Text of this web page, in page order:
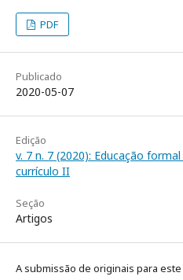
PDF
Publicado
2020-05-07
Edição
v. 7 n. 7 (2020): Educação
currículo II
Seção
Artigos
A submissão de originais para